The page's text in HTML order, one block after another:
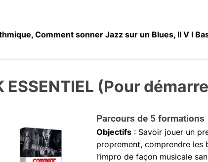
Comment sonner Jazz sur un Blues, II V I
ESSENTIEL (Pour
Parcours de 5 formations
Objectifs: Savoir jouer un
proprement, comprendre les
l’impro de façon musicale